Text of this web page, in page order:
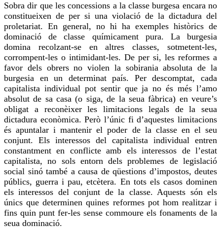
Sobra dir que les concessions a la classe burgesa encara no
constitueixen de per si una violació de la dictadura del
proletariat. En general, no hi ha exemples històrics de
dominació de classe químicament pura. La burgesia
domina recolzant-se en altres classes, sotmetent-les,
corrompent-les o intimidant-les. De per si, les reformes a
favor dels obrers no violen la sobirania absoluta de la
burgesia en un determinat país. Per descomptat, cada
capitalista individual pot sentir que ja no és més l’amo
absolut de sa casa (o siga, de la seua fàbrica) en veure’s
obligat a reconèixer les limitacions legals de la seua
dictadura econòmica. Però l’únic fi d’aquestes limitacions
és apuntalar i mantenir el poder de la classe en el seu
conjunt. Els interessos del capitalista individual entren
constantment en conflicte amb els interessos de l’estat
capitalista, no sols entorn dels problemes de legislació
social sinó també a causa de qüestions d’impostos, deutes
públics, guerra i pau, etcètera. En tots els casos dominen
els interessos del conjunt de la classe. Aquests són els
únics que determinen quines reformes pot hom realitzar i
fins quin punt fer-les sense commoure els fonaments de la
seua dominació.